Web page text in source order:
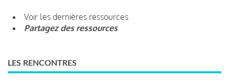
Voir les dernières ressources
Partagez des ressources
LES RENCONTRES